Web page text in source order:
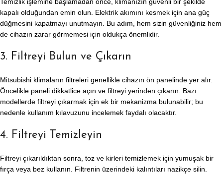
kapalı olduğundan emin olun. Elektrik akımını kesmek için ana güç
düğmesini kapatmayı unutmayın. Bu adım, hem sizin güvenliğiniz hem
de cihazın zarar görmemesi için oldukça önemlidir.
3. Filtreyi Bulun ve Çıkarın
Mitsubishi klimaların filtreleri genellikle cihazın ön panelinde yer alır.
Öncelikle paneli dikkatlice açın ve filtreyi yerinden çıkarın. Bazı
modellerde filtreyi çıkarmak için ek bir mekanizma bulunabilir; bu
nedenle kullanım kılavuzunu incelemek faydalı olacaktır.
4. Filtreyi Temizleyin
Filtreyi çıkarıldıktan sonra, toz ve kirleri temizlemek için yumuşak bir
fırça veya bez kullanın. Filtrenin üzerindeki kalıntıları nazikçe silin.